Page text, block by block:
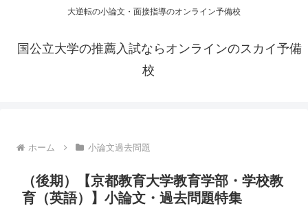
大逆転の小論文・面接指導のオンライン予備校
国公立大学の推薦入試ならオンラインのスカイ予備
校
ホーム 小論文過去問題
（後期）【京都教育大学教育学部・学校教
育（英語）】小論文・過去問題特集